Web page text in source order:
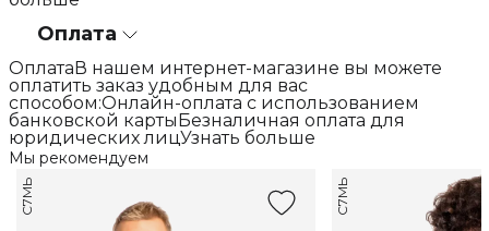
Оплата
ОплатаВ нашем интернет-магазине вы можете
оплатить заказ удобным для вас
способом:Онлайн-оплата с использованием
банковской картыБезналичная оплата для
юридических лицУзнать больше
Мы рекомендуем
С7МЬ С7МЬ